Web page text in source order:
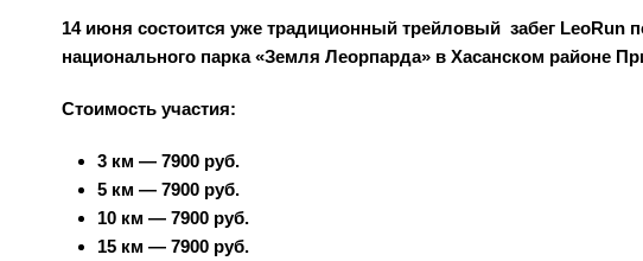
14 июня состоится уже традиционный трейловый забег LeoRun
национального парка «Земля Леорпарда» в Хасанском районе
Стоимость участия:
3 км — 7900 руб.
5 км — 7900 руб.
10 км — 7900 руб.
15 км — 7900 руб.